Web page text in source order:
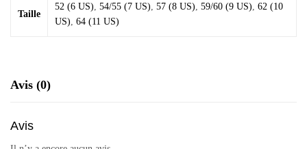
Taille
52 (6 US) 54/55 (7 US) 57 (8 US) 59/60 (9 US) 62 (10
US) 64 (11 US)
Avis (0)
Avis